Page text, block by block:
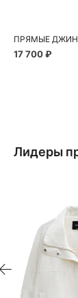
17 700 ₽
Лидеры